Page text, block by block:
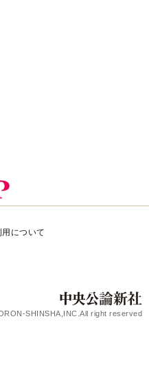
について
SHINSHA,INC.All right reserved